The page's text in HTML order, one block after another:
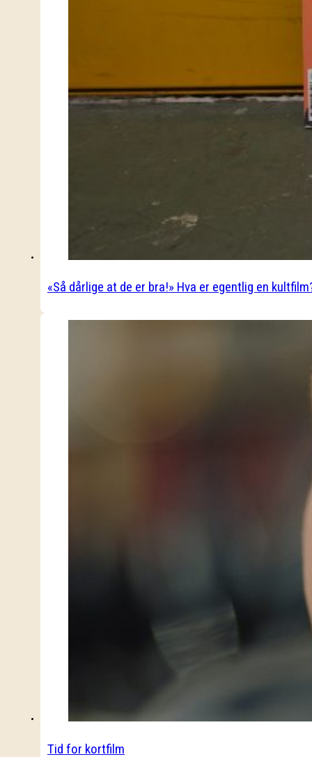
«Så dårlige at de er bra!» Hva er egentlig en
Tid for kortfilm